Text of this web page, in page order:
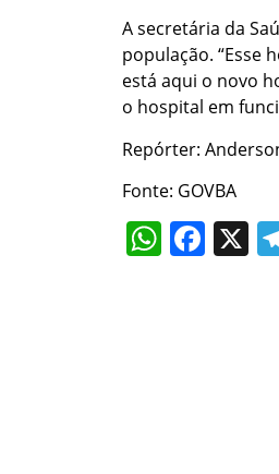
A secretária da
população. “Esse
está aqui o novo
o hospital em
Repórter:
Fonte: GOVBA
X